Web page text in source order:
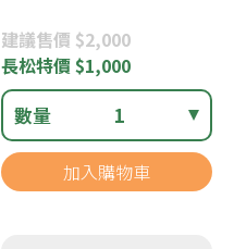
建議售價 $2,000
長松特價 $1,000
數量 1
加入購物車